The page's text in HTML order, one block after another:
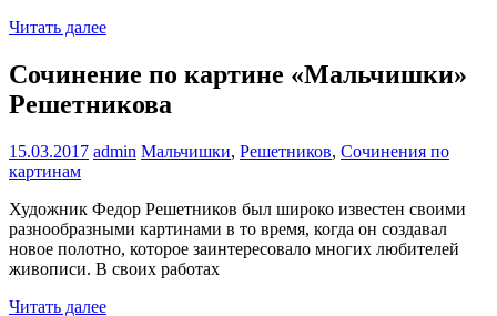
Читать далее
Сочинение по картине «Мальчишки»
Решетникова
15.03.2017 admin Мальчишки, Решетников, Сочинения по
картинам
Художник Федор Решетников был широко известен своими
разнообразными картинами в то время, когда он создавал
новое полотно, которое заинтересовало многих любителей
живописи. В своих работах
Читать далее